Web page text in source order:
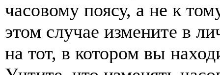
часовому поясу, а не к
этом случае измените в
на тот, в котором вы